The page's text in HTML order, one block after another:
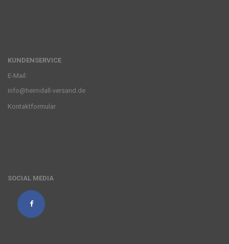
KUNDENSERVICE
E-Mail:
info@heimdall-versand.de
Kontaktformular
SOCIAL MEDIA